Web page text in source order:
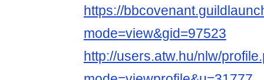
https://
mode=view&gid=97523
http://users.atw.hu/nlw/